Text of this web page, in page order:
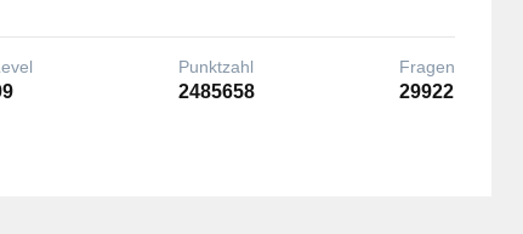
Punktzahl
2485658
Fragen
29922